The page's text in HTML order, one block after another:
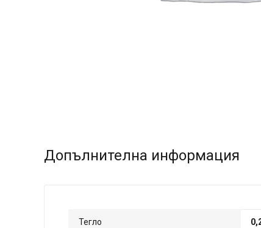
Допълнителна информация
Тегло